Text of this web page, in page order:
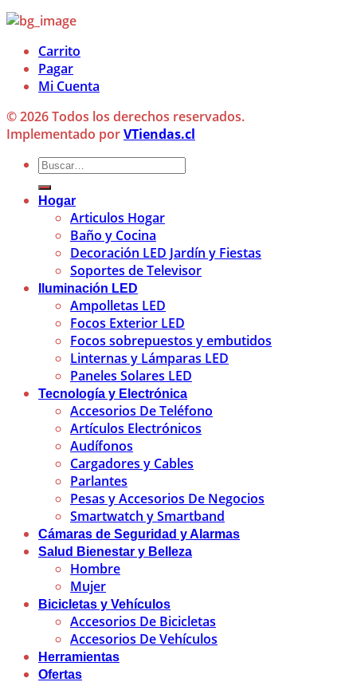
Carrito
Pagar
Mi Cuenta
© 2026 Todos los derechos reservados.
Implementado porVTiendas.cl
Buscar
por:
Hogar
Articulos Hogar
Baño y Cocina
Decoración LED Jardín y Fiestas
Soportes de Televisor
Iluminación LED
Ampolletas LED
Focos Exterior LED
Focos sobrepuestos y embutidos
Linternas y Lámparas LED
Paneles Solares LED
Tecnología y Electrónica
Accesorios De Teléfono
Artículos Electrónicos
Audífonos
Cargadores y Cables
Parlantes
Pesas y Accesorios De Negocios
Smartwatch y Smartband
Cámaras de Seguridad y Alarmas
Salud Bienestar y Belleza
Hombre
Mujer
Bicicletas y Vehículos
Accesorios De Bicicletas
Accesorios De Vehículos
Herramientas
Ofertas